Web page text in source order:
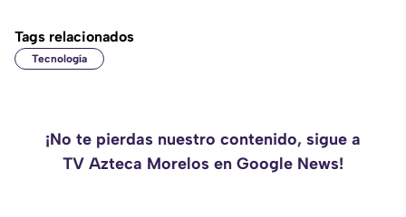
Tags relacionados
Tecnología
¡No te pierdas nuestro contenido, sigue a
TV Azteca Morelos en Google News!